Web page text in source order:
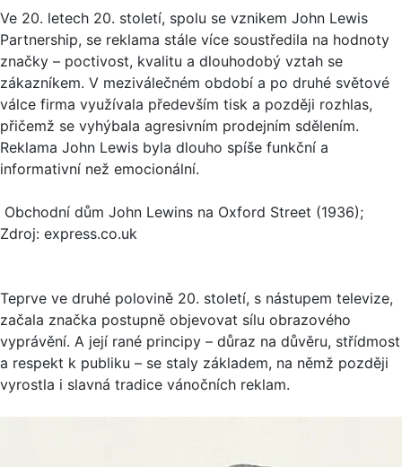
Ve 20. letech 20. století, spolu se vznikem John Lewis
Partnership, se reklama stále více soustředila na hodnoty
značky – poctivost, kvalitu a dlouhodobý vztah se
zákazníkem. V meziválečném období a po druhé světové
válce firma využívala především tisk a později rozhlas,
přičemž se vyhýbala agresivním prodejním sdělením.
Reklama John Lewis byla dlouho spíše funkční a
informativní než emocionální.
Obchodní dům John Lewins na Oxford Street (1936);
Zdroj: express.co.uk
Teprve ve druhé polovině 20. století, s nástupem televize,
začala značka postupně objevovat sílu obrazového
vyprávění. A její rané principy – důraz na důvěru, střídmost
a respekt k publiku – se staly základem, na němž později
vyrostla i slavná tradice vánočních reklam.